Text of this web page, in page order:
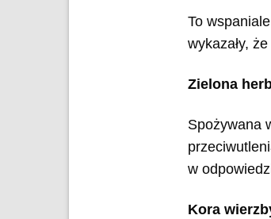
To
wykazały,
Zielona
Spożywana
w
Kora